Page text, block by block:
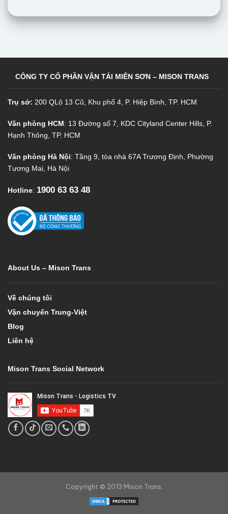
CÔNG TY CỔ PHẦN VẬN TẢI MIÊN SƠN – MISON TRANS
Trụ sở: 200 QLộ 13 Cũ, Khu phố 4, P. Hiệp Bình, TP. HCM
Văn phòng HCM: 13 Đường số 7, KDC Cityland Center Hills, P.
Hạnh Thông, TP. HCM
Văn phòng Hà Nội: Tầng 9, tòa nhà 67A Trương Định, Phường
Tương Mai, Hà Nội
Hotline: 1900 63 63 48
About Us – Mison Trans
Về chúng tôi
Vận chuyển Trung-Việt
Blog
Liên hệ
Mison Trans Social Network
Copyright © 2013 Mison Trans.